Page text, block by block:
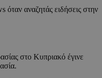
αναζητάς ειδήσεις στην
στο Κυπριακό έγινε